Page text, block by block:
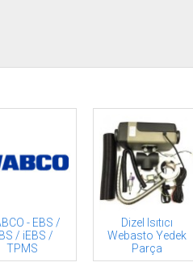
- EBS /
/ iEBS /
TPMS
Dizel Isıtıcı
Webasto Yedek
Parça